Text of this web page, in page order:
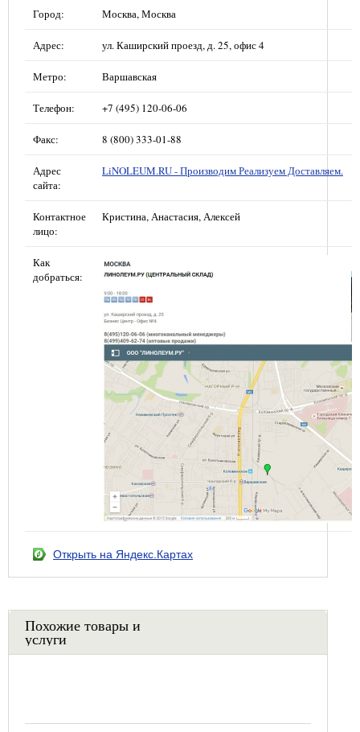
Город: Москва, Москва
Адрес: ул. Каширский проезд, д. 25, офис 4
Метро: Варшавская
Телефон: +7 (495) 120-06-06
Факс: 8 (800) 333-01-88
Адрес
сайта:
LiNOLEUM.RU - Производим Реализуем Доставляем.
Контактное
лицо:
Кристина, Анастасия, Алексей
Как
добраться:
Открыть на Яндекс.Картах
Похожие товары и
услуги